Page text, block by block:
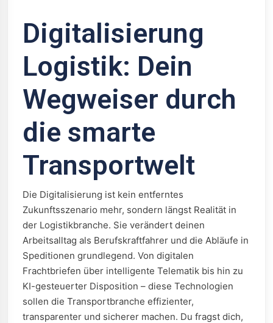
Digitalisierung
Logistik: Dein
Wegweiser durch
die smarte
Transportwelt
Die Digitalisierung ist kein entferntes
Zukunftsszenario mehr, sondern längst Realität in
der Logistikbranche. Sie verändert deinen
Arbeitsalltag als Berufskraftfahrer und die Abläufe in
Speditionen grundlegend. Von digitalen
Frachtbriefen über intelligente Telematik bis hin zu
KI-gesteuerter Disposition – diese Technologien
sollen die Transportbranche effizienter,
transparenter und sicherer machen. Du fragst dich,